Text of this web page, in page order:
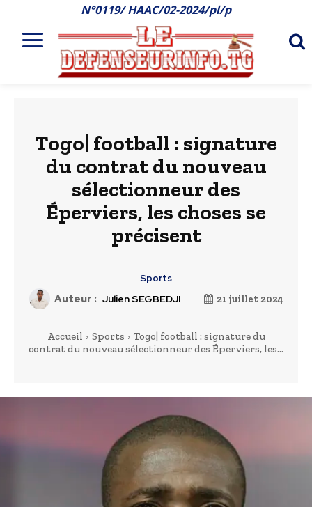
N°0119/ HAAC/02-2024/pl/p
Togo| football : signature
du contrat du nouveau
sélectionneur des
Éperviers, les choses se
précisent
Sports
Auteur : Julien SEGBEDJI 21 juillet 2024
Accueil Sports
Togo| football : signature du
contrat du nouveau sélectionneur des Éperviers, les...